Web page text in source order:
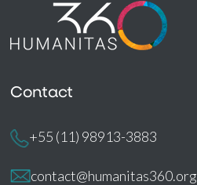
Contact
+55 (11) 98913-3883
contact@humanitas360.org